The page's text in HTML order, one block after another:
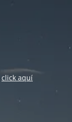
click aquí